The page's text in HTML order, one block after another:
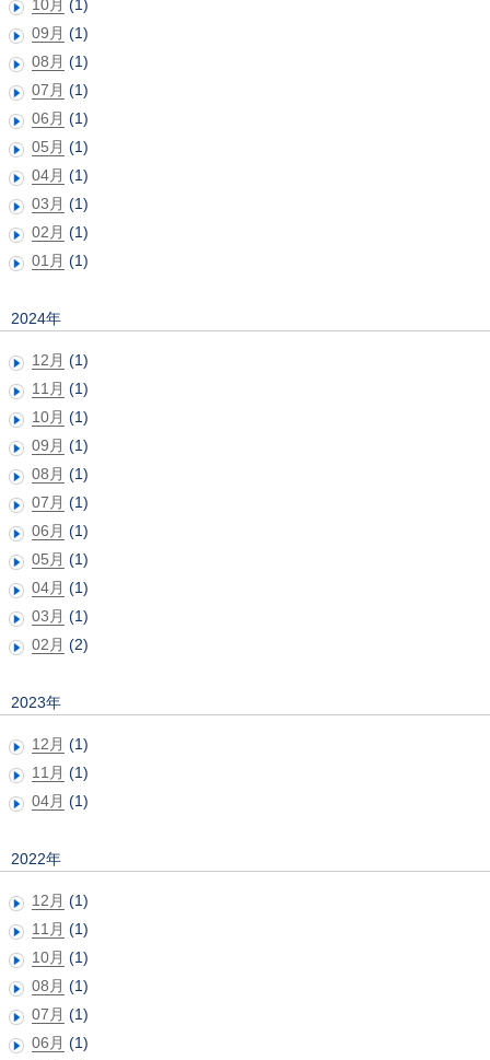
10月 (1)
09月 (1)
08月 (1)
07月 (1)
06月 (1)
05月 (1)
04月 (1)
03月 (1)
02月 (1)
01月 (1)
2024年
12月 (1)
11月 (1)
10月 (1)
09月 (1)
08月 (1)
07月 (1)
06月 (1)
05月 (1)
04月 (1)
03月 (1)
02月 (2)
2023年
12月 (1)
11月 (1)
04月 (1)
2022年
12月 (1)
11月 (1)
10月 (1)
08月 (1)
07月 (1)
06月 (1)